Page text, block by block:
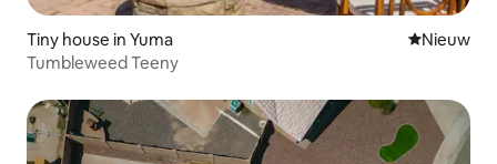
Tiny house in Yuma Nieuwe
Nieuw
Tumbleweed Teeny